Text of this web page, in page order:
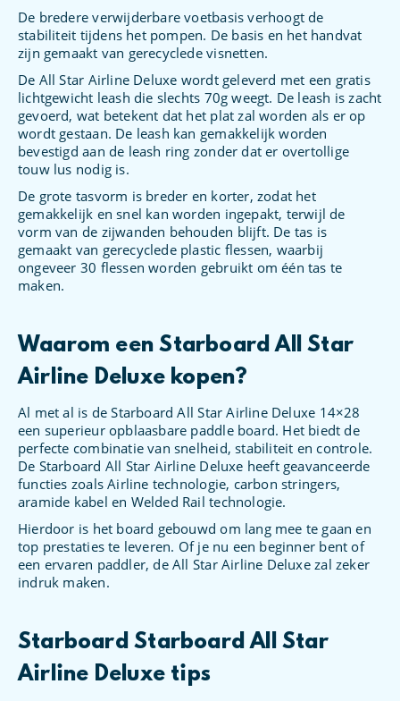
De bredere verwijderbare voetbasis verhoogt de
stabiliteit tijdens het pompen. De basis en het handvat
zijn gemaakt van gerecyclede visnetten.
De All Star Airline Deluxe wordt geleverd met een gratis
lichtgewicht leash die slechts 70g weegt. De leash is zacht
gevoerd, wat betekent dat het plat zal worden als er op
wordt gestaan. De leash kan gemakkelijk worden
bevestigd aan de leash ring zonder dat er overtollige
touw lus nodig is.
De grote tasvorm is breder en korter, zodat het
gemakkelijk en snel kan worden ingepakt, terwijl de
vorm van de zijwanden behouden blijft. De tas is
gemaakt van gerecyclede plastic flessen, waarbij
ongeveer 30 flessen worden gebruikt om één tas te
maken.
Waarom een Starboard All Star
Airline Deluxe kopen?
Al met al is de Starboard All Star Airline Deluxe 14×28
een superieur opblaasbare paddle board. Het biedt de
perfecte combinatie van snelheid, stabiliteit en controle.
De Starboard All Star Airline Deluxe heeft geavanceerde
functies zoals Airline technologie, carbon stringers,
aramide kabel en Welded Rail technologie.
Hierdoor is het board gebouwd om lang mee te gaan en
top prestaties te leveren. Of je nu een beginner bent of
een ervaren paddler, de All Star Airline Deluxe zal zeker
indruk maken.
Starboard Starboard All Star
Airline Deluxe tips